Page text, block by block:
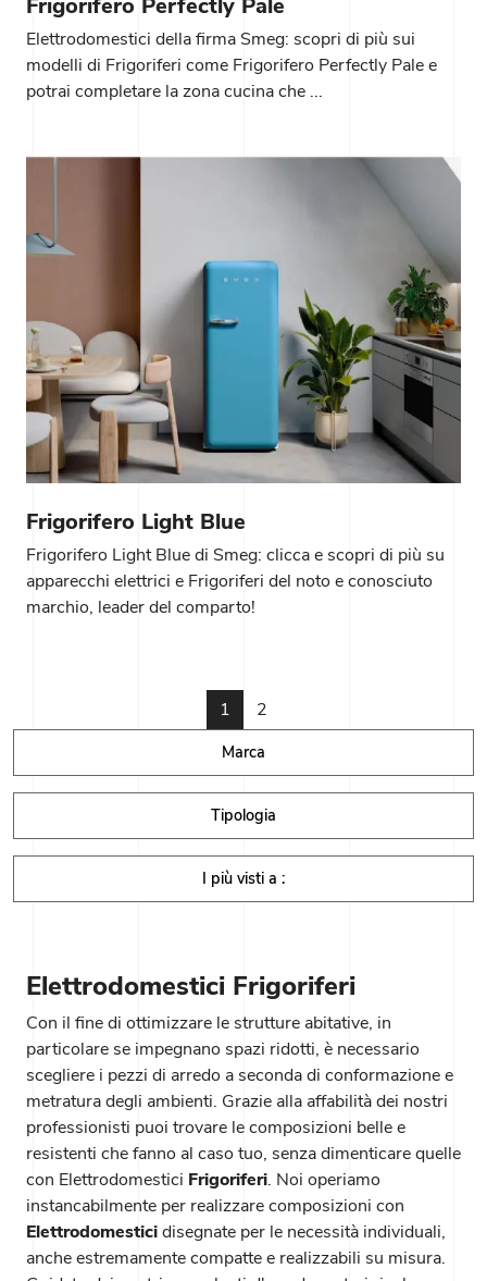
Elettrodomestici della firma Smeg: scopri di più sui
modelli di Frigoriferi come Frigorifero Perfectly Pale e
potrai completare la zona cucina che ...
Frigorifero Light Blue
Frigorifero Light Blue di Smeg: clicca e scopri di più su
apparecchi elettrici e Frigoriferi del noto e conosciuto
marchio, leader del comparto!
1 2
Marca
Tipologia
I più visti a :
Elettrodomestici Frigoriferi
Con il fine di ottimizzare le strutture abitative, in
particolare se impegnano spazi ridotti, è necessario
scegliere i pezzi di arredo a seconda di conformazione e
metratura degli ambienti. Grazie alla affabilità dei nostri
professionisti puoi trovare le composizioni belle e
resistenti che fanno al caso tuo, senza dimenticare quelle
con Elettrodomestici Frigoriferi. Noi operiamo
instancabilmente per realizzare composizioni con
Elettrodomesticidisegnate per le necessità individuali,
anche estremamente compatte e realizzabili su misura.